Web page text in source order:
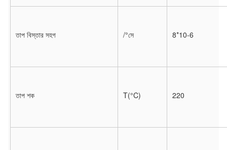
তাপ বিস্তার সহগ /°সে 8*10-6
তাপ শক T(°C) 220